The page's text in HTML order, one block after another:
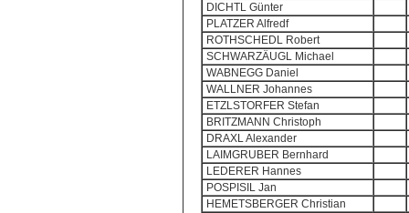
DICHTL Günter
PLATZER Alfredf
ROTHSCHEDL Robert
SCHWARZÄUGL Michael
WABNEGG Daniel
WALLNER Johannes
ETZLSTORFER Stefan
BRITZMANN Christoph
DRAXL Alexander
LAIMGRUBER Bernhard
LEDERER Hannes
POSPISIL Jan
HEMETSBERGER Christian